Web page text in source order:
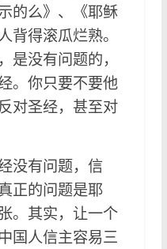
的么》、《耶稣
背得滚瓜烂熟。
是没有问题的，
。你只要不要他
对圣经，甚至对
没有问题，信
正的问题是耶
。其实，让一个
国人信主容易三